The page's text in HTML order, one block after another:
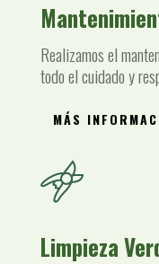
Realizamos el
todo el cuidado y
MÁS
Limpieza